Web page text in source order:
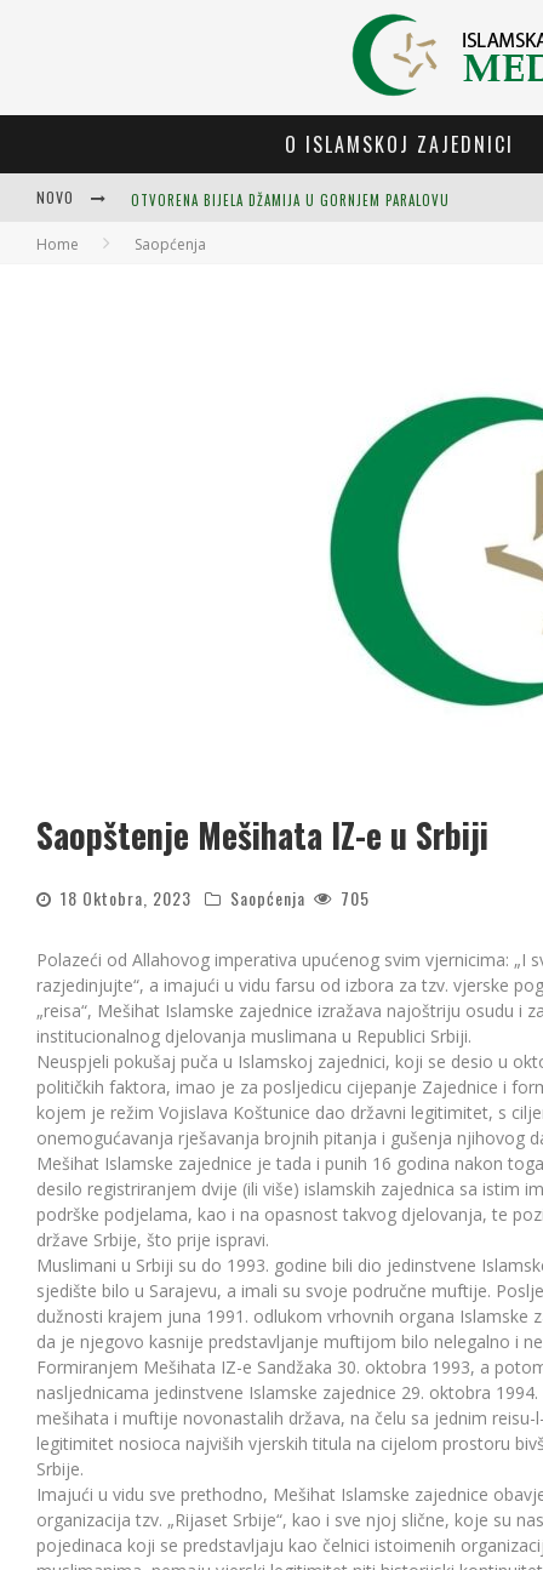
O ISLAMSKOJ ZAJEDNICI
NOVO OTVORENA BIJELA DŽAMIJA U GORNJEM PARALOVU
Home Saopćenja
Saopštenje Mešihata IZ-e u Srbiji
18 Oktobra, 2023 Saopćenja 705
Polazeći od Allahovog imperativa upućenog svim vjernicima: „I
razjedinjujte“, a imajući u vidu farsu od izbora za tzv. vjerske
„reisa“, Mešihat Islamske zajednice izražava najoštriju osudu i
institucionalnog djelovanja muslimana u Republici Srbiji.
Neuspjeli pokušaj puča u Islamskoj zajednici, koji se desio u
političkih faktora, imao je za posljedicu cijepanje Zajednice i
kojem je režim Vojislava Koštunice dao državni legitimitet, s
onemogućavanja rješavanja brojnih pitanja i gušenja njihovog
Mešihat Islamske zajednice je tada i punih 16 godina nakon
desilo registriranjem dvije (ili više) islamskih zajednica sa istim
podrške podjelama, kao i na opasnost takvog djelovanja, te
države Srbije, što prije ispravi.
Muslimani u Srbiji su do 1993. godine bili dio jedinstvene
sjedište bilo u Sarajevu, a imali su svoje područne muftije.
dužnosti krajem juna 1991. odlukom vrhovnih organa
da je njegovo kasnije predstavljanje muftijom bilo nelegalno i
Formiranjem Mešihata IZ-e Sandžaka 30. oktobra 1993, a
nasljednicama jedinstvene Islamske zajednice 29. oktobra
mešihata i muftije novonastalih država, na čelu sa jednim
legitimitet nosioca najviših vjerskih titula na cijelom prostoru
Srbije.
Imajući u vidu sve prethodno, Mešihat Islamske zajednice
organizacija tzv. „Rijaset Srbije“, kao i sve njoj slične, koje su
pojedinaca koji se predstavljaju kao čelnici istoimenih